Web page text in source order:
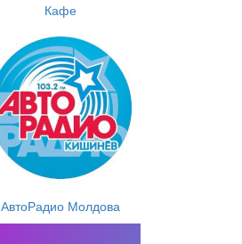
Кафе
АвтоРадио Молдова